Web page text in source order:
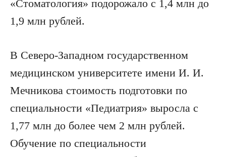
«Стоматология» подорожало с 1,4 млн до
1,9 млн рублей.
В Северо-Западном государственном
медицинском университете имени И. И.
Мечникова стоимость подготовки по
специальности «Педиатрия» выросла с
1,77 млн до более чем 2 млн рублей.
Обучение по специальности